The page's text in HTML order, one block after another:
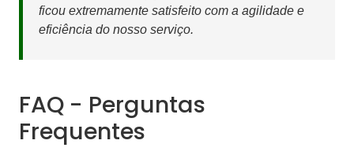
ficou extremamente satisfeito com a agilidade e
eficiência do nosso serviço.
FAQ - Perguntas
Frequentes